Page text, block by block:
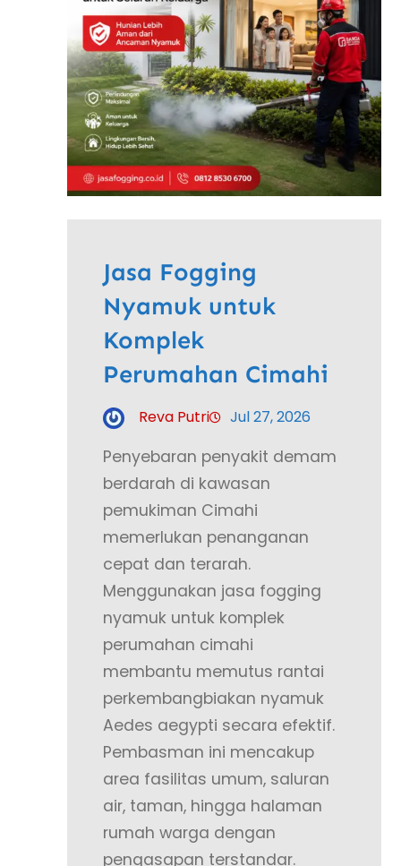
Jasa Fogging
Nyamuk untuk
Komplek
Perumahan Cimahi
Reva Putri Jul 27, 2026
Penyebaran penyakit demam
berdarah di kawasan
pemukiman Cimahi
memerlukan penanganan
cepat dan terarah.
Menggunakan jasa fogging
nyamuk untuk komplek
perumahan cimahi
membantu memutus rantai
perkembangbiakan nyamuk
Aedes aegypti secara efektif.
Pembasman ini mencakup
area fasilitas umum, saluran
air, taman, hingga halaman
rumah warga dengan
pengasapan terstandar.